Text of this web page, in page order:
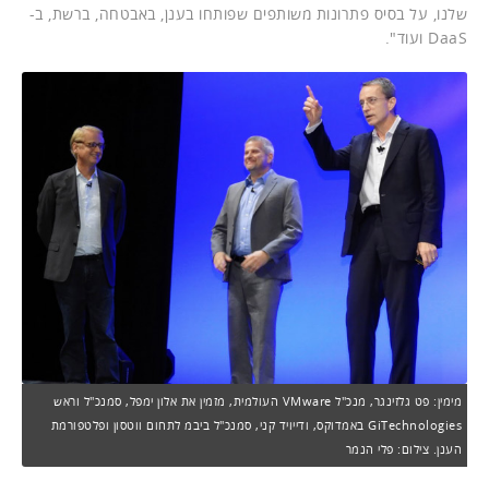
שלנו, על בסיס פתרונות משותפים שפותחו בענן, באבטחה, ברשת, ב-
DaaS ועוד".
מימין: פט גלזינגר, מנכ"ל VMware העולמית, מזמין את אלון ימפל, סמנכ"ל וראש
GiTechnologies באמדוקס, ודייויד קני, סמנכ"ל ביבמ לתחום ווטסון ופלטפורמת
הענן. צילום: פלי הנמר